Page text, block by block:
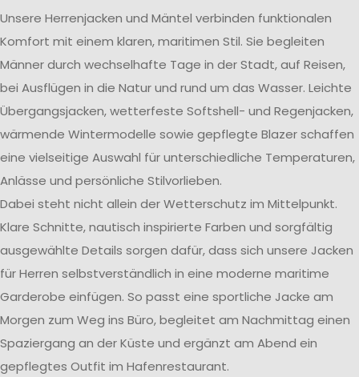
Unsere Herrenjacken und Mäntel verbinden funktionalen
Komfort mit einem klaren, maritimen Stil. Sie begleiten
Männer durch wechselhafte Tage in der Stadt, auf Reisen,
bei Ausflügen in die Natur und rund um das Wasser. Leichte
Übergangsjacken, wetterfeste Softshell- und Regenjacken,
wärmende Wintermodelle sowie gepflegte Blazer schaffen
eine vielseitige Auswahl für unterschiedliche Temperaturen,
Anlässe und persönliche Stilvorlieben.
Dabei steht nicht allein der Wetterschutz im Mittelpunkt.
Klare Schnitte, nautisch inspirierte Farben und sorgfältig
ausgewählte Details sorgen dafür, dass sich unsere Jacken
für Herren selbstverständlich in eine moderne maritime
Garderobe einfügen. So passt eine sportliche Jacke am
Morgen zum Weg ins Büro, begleitet am Nachmittag einen
Spaziergang an der Küste und ergänzt am Abend ein
gepflegtes Outfit im Hafenrestaurant.